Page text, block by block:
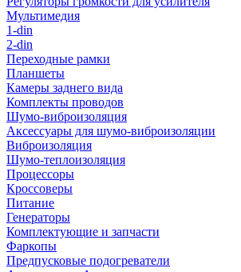
Мультимедия
1-din
2-din
Переходные рамки
Планшеты
Камеры заднего вида
Комплекты проводов
Шумо-виброизоляция
Аксессуары для шумо-виброизоляции
Виброизоляция
Шумо-теплоизоляция
Процессоры
Кроссоверы
Питание
Генераторы
Комплектующие и запчасти
Фаркопы
Предпусковые подогреватели